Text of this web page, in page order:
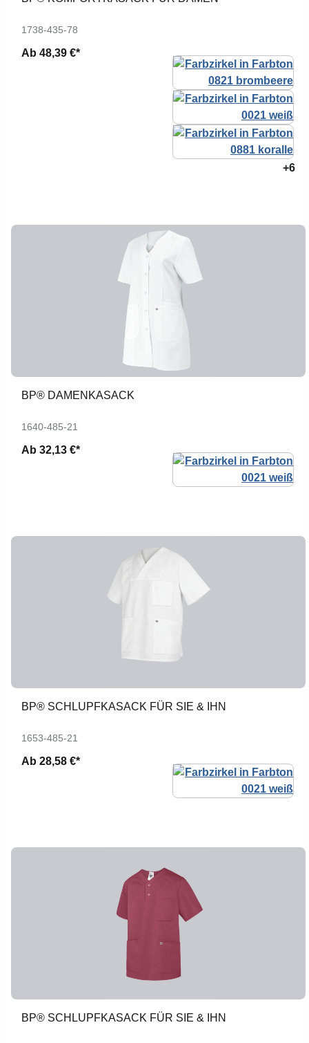
1738-435-78
Ab 48,39 €*
+6
BP® DAMENKASACK
1640-485-21
Ab 32,13 €*
BP® SCHLUPFKASACK FÜR SIE & IHN
1653-485-21
Ab 28,58 €*
BP® SCHLUPFKASACK FÜR SIE & IHN